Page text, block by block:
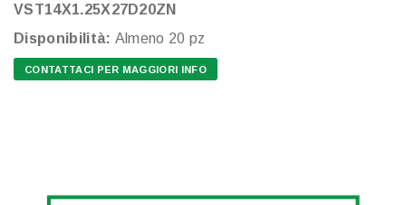
VST14X1.25X27D20ZN
Disponibilità: Almeno 20 pz
CONTATTACI PER MAGGIORI INFO